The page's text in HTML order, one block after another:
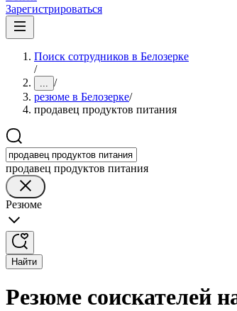
Зарегистрироваться
Поиск сотрудников в Белозерке
/
... /
резюме в Белозерке/
продавец продуктов питания
продавец продуктов питания
Резюме
Найти
Резюме соискателей